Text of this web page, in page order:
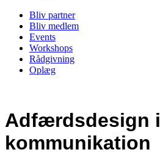
Bliv partner
Bliv medlem
Events
Workshops
Rådgivning
Oplæg
Adfærdsdesign i
kommunikation